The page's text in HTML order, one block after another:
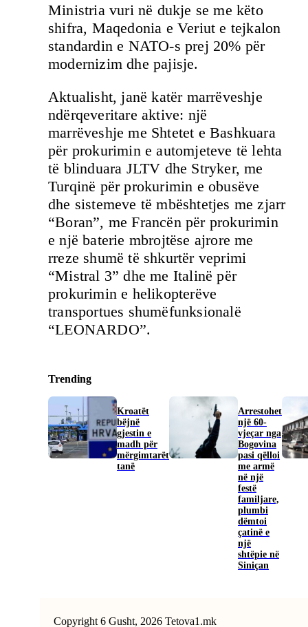
Ministria vuri në dukje se me këto
shifra, Maqedonia e Veriut e tejkalon
standardin e NATO-s prej 20% për
modernizim dhe pajisje.
Aktualisht, janë katër marrëveshje
ndërqeveritare aktive: një
marrëveshje me Shtetet e Bashkuara
për prokurimin e automjeteve të lehta
të blinduara JLTV dhe Stryker, me
Turqinë për prokurimin e obusëve
dhe sistemeve të mbështetjes me zjarr
“Boran”, me Francën për prokurimin
e një baterie mbrojtëse ajrore me
rreze shumë të shkurtër veprimi
“Mistral 3” dhe me Italinë për
prokurimin e helikopterëve
transportues shumëfunksionalë
“LEONARDO”.
Trending
Kroatët
bëjnë
gjestin e
madh për
mërgimtarët
tanë
Arrestohet
një 60-
vjeçar nga
Bogovina
pasi qëlloi
me armë
në një
festë
familjare,
plumbi
dëmtoi
çatinë e
një
shtëpie në
Siniçan
Copyright 6 Gusht, 2026 Tetova1.mk